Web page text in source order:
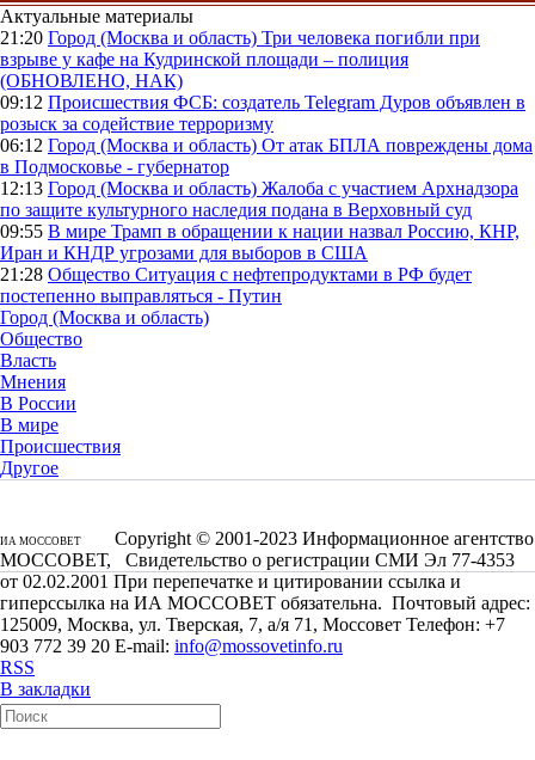
Актуальные материалы
21:20 Город (Москва и область) Три человека погибли при
взрыве у кафе на Кудринской площади – полиция
(ОБНОВЛЕНО, НАК)
09:12 Происшествия ФСБ: создатель Telegram Дуров объявлен в
розыск за содействие терроризму
06:12 Город (Москва и область) От атак БПЛА повреждены дома
в Подмосковье - губернатор
12:13 Город (Москва и область) Жалоба с участием Архнадзора
по защите культурного наследия подана в Верховный суд
09:55 В мире Трамп в обращении к нации назвал Россию, КНР,
Иран и КНДР угрозами для выборов в США
21:28 Общество Ситуация с нефтепродуктами в РФ будет
постепенно выправляться - Путин
Город (Москва и область)
Общество
Власть
Мнения
В России
В мире
Происшествия
Другое
ИА МОССОВЕТ
Copyright © 2001-2023 Информационное агентство
МОССОВЕТ, Свидетельство о регистрации СМИ Эл 77-4353
от 02.02.2001 При перепечатке и цитировании ссылка и
гиперссылка на ИА МОССОВЕТ обязательна. Почтовый адрес:
125009, Москва, ул. Тверская, 7, а/я 71, Моссовет Телефон: +7
903 772 39 20 E-mail: info@mossovetinfo.ru
RSS
В закладки